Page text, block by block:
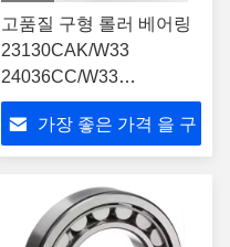
고품질 구형 롤러 베어링
23130CAK/W33
24036CC/W33
55*100*25mm
가장 좋은 가격 을 구